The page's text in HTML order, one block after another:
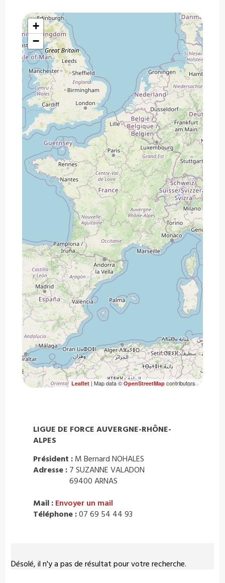
Désolé, il n'y a pas de résultat pour votre recherche.
+
−
Leaflet| Map data ©OpenStreetMapcontributors
LIGUE DE FORCE AUVERGNE-RHÔNE-
ALPES
Président : M Bernard NOHALES
Adresse : 7 SUZANNE VALADON
69400 ARNAS
Mail : Envoyer un mail
Téléphone :07 69 54 44 93